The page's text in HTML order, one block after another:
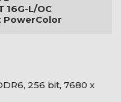
16G-L/OC
PowerColor
256 bit, 7680 x